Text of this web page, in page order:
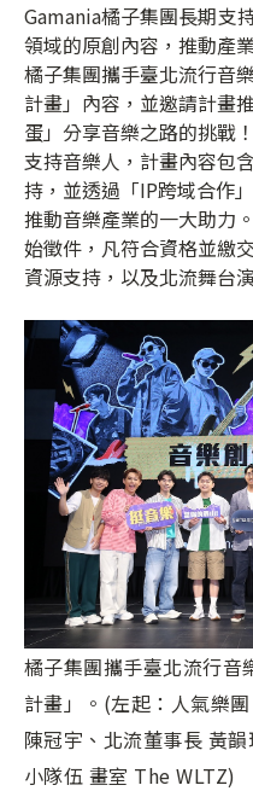
Gamania橘子集團長期支
領域的原創內容，推動產
橘子集團攜手臺北流行音
計畫」內容，並邀請計畫
蛋」分享音樂之路的挑戰
支持音樂人，計畫內容包
持，並透過「IP跨域合作
推動音樂產業的一大助力
始徵件，凡符合資格並繳
資源支持，以及北流舞台
橘子集團攜手臺北流行音
計畫」。(左起：人氣樂
陳冠宇、北流董事長 黃
小隊伍 畫室 The WLTZ)